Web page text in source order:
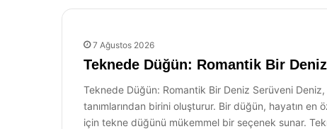
7 Ağustos 2026
Teknede Düğün: Romantik Bir
Teknede Düğün: Romantik Bir Deniz Serüveni
tanımlarından birini oluşturur. Bir düğün, hayatın en
için tekne düğünü mükemmel bir seçenek sunar.